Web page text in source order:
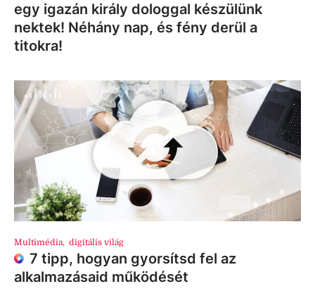
egy igazán király dologgal készülünk
nektek! Néhány nap, és fény derül a
titokra!
Multimédia, digitális világ
7 tipp, hogyan gyorsítsd fel az
alkalmazásaid működését